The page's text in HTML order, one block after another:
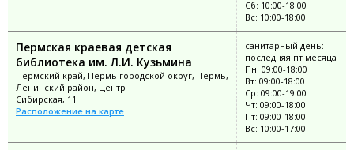
Сб: 10:00-18:00
Вс: 10:00-18:00
Пермская краевая детская
библиотека им. Л.И. Кузьмина
Пермский край, Пермь городской округ, Пермь,
Ленинский район, Центр
Сибирская, 11
Расположение на карте
санитарный день:
последняя пт месяца
Пн: 09:00-18:00
Вт: 09:00-18:00
Ср: 09:00-19:00
Чт: 09:00-18:00
Пт: 09:00-18:00
Вс: 10:00-17:00